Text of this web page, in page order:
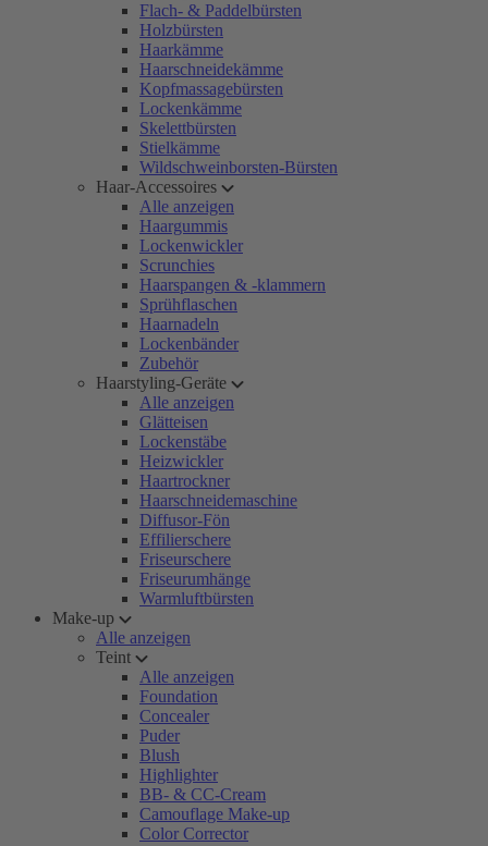
Flach- & Paddelbürsten
Holzbürsten
Haarkämme
Haarschneidekämme
Kopfmassagebürsten
Lockenkämme
Skelettbürsten
Stielkämme
Wildschweinborsten-Bürsten
Haar-Accessoires
Alle anzeigen
Haargummis
Lockenwickler
Scrunchies
Haarspangen & -klammern
Sprühflaschen
Haarnadeln
Lockenbänder
Zubehör
Haarstyling-Geräte
Alle anzeigen
Glätteisen
Lockenstäbe
Heizwickler
Haartrockner
Haarschneidemaschine
Diffusor-Fön
Effilierschere
Friseurschere
Friseurumhänge
Warmluftbürsten
Make-up
Alle anzeigen
Teint
Alle anzeigen
Foundation
Concealer
Puder
Blush
Highlighter
BB- & CC-Cream
Camouflage Make-up
Color Corrector